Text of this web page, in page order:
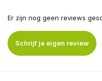
Er zijn nog geen reviews
Schrijf je eigen review